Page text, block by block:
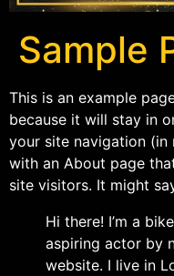
Sample
This is an example
because it will stay in
your site navigation
with an About page
site visitors. It might
Hi there! I’m a
aspiring actor by
website. I live in